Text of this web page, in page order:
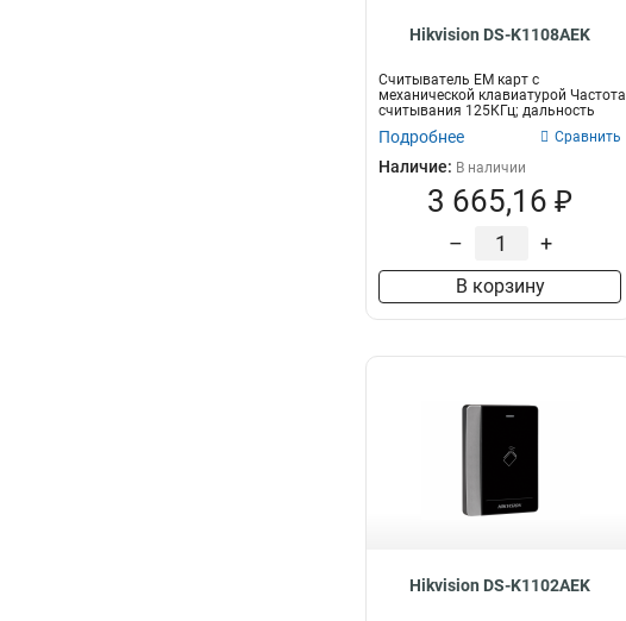
Hikvision DS-K1108AEK
Считыватель EM карт с
механической клавиатурой Частота
считывания 125КГц; дальность
считывания:...
Подробнее Сравнить
Наличие: В наличии
3 665,16 ₽
– +
В корзину
Hikvision DS-K1102AEK